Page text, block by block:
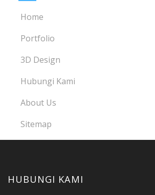
Home
Portfolio
3D Design
Hubungi Kami
About Us
Sitemap
HUBUNGI KAMI